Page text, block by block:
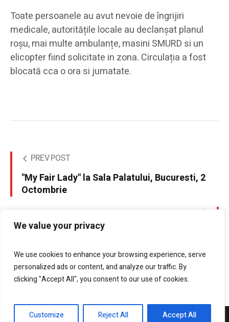
We value your privacy
We use cookies to enhance your browsing experience, serve
personalized ads or content, and analyze our traffic. By
clicking "Accept All", you consent to our use of cookies.
Customize Reject All Accept All
Toate persoanele au avut nevoie de îngrijiri
medicale, autoritățile locale au declanșat planul
roșu, mai multe ambulanțe, masini SMURD si un
elicopter fiind solicitate in zona. Circulația a fost
blocată cca o ora si jumatate.
PREV POST
"My Fair Lady" la Sala Palatului, Bucuresti, 2
Octombrie
Şi, totuşi, şcoala începe pe 9 septembrie